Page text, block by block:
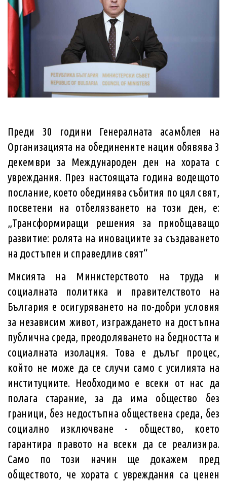
Преди 30 години Генералната асамблея на
Организацията на обединените нации обявява 3
декември за Международен ден на хората с
увреждания. През настоящата година водещото
послание, което обединява събития по цял свят,
посветени на отбелязването на този ден, е:
„Трансформиращи решения за приобщаващо
развитие: ролята на иновациите за създаването
на достъпен и справедлив свят“
Мисията на Министерството на труда и
социалната политика и правителството на
България е осигуряването на по-добри условия
за независим живот, изграждането на достъпна
публична среда, преодоляването на бедността и
социалната изолация. Това е дълъг процес,
който не може да се случи само с усилията на
институциите. Необходимо е всеки от нас да
полага старание, за да има общество без
граници, без недостъпна обществена среда, без
социално изключване - общество, което
гарантира правото на всеки да се реализира.
Само по този начин ще докажем пред
обществото, че хората с увреждания са ценен